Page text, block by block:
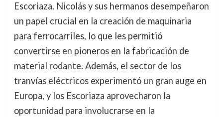
Escoriaza. Nicolás y sus hermanos desempeñaron
un papel crucial en la creación de maquinaria
para ferrocarriles, lo que les permitió
convertirse en pioneros en la fabricación de
material rodante. Además, el sector de los
tranvías eléctricos experimentó un gran auge en
Europa, y los Escoriaza aprovecharon la
oportunidad para involucrarse en la